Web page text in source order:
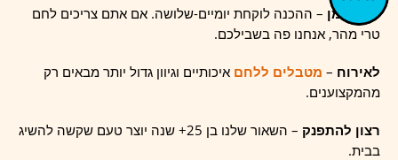
חוסר זמן – ההכנה לוקחת יומיים-שלושה. אם אתם צריכים לחם
טרי מהר, אנחנו פה בשבילכם.
לאירוח – מטבלים ללחם איכותיים וגיוון גדול יותר מבאים רק
מהמקצוענים.
רצון להתפנק
– השאור שלנו בן 25+ שנה יוצר טעם שקשה להשיג
בבית.